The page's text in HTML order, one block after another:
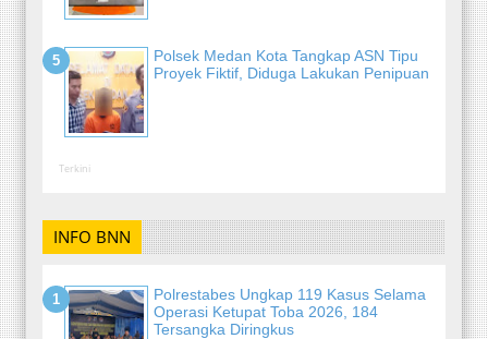
Polsek Medan Kota Tangkap ASN Tipu
Proyek Fiktif, Diduga Lakukan Penipuan
Terkini
INFO BNN
Polrestabes Ungkap 119 Kasus Selama
Operasi Ketupat Toba 2026, 184
Tersangka Diringkus